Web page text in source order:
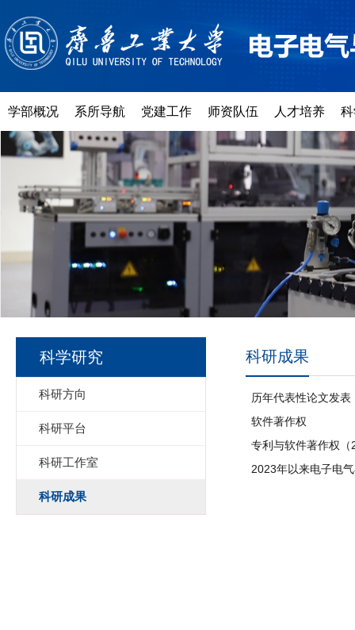
学部概况 系所导航 党建工作 师资队伍 人才培养
科学研究
科研方向
科研平台
科研工作室
科研成果
科研成果
历年代表性论文发
软件著作权
专利与软件著作权
2023年以来电子电